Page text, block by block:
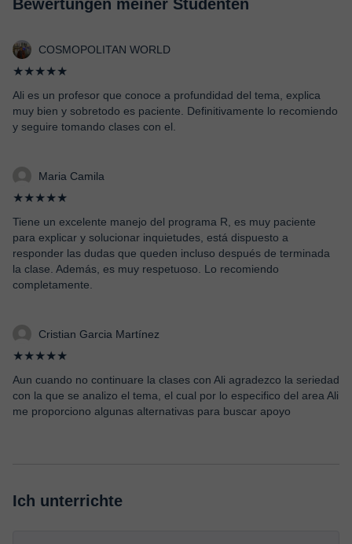
Bewertungen meiner Studenten
COSMOPOLITAN WORLD
★★★★★
Ali es un profesor que conoce a profundidad del tema, explica
muy bien y sobretodo es paciente. Definitivamente lo recomiendo
y seguire tomando clases con el.
Maria Camila
★★★★★
Tiene un excelente manejo del programa R, es muy paciente
para explicar y solucionar inquietudes, está dispuesto a
responder las dudas que queden incluso después de terminada
la clase. Además, es muy respetuoso. Lo recomiendo
completamente.
Cristian Garcia Martínez
★★★★★
Aun cuando no continuare la clases con Ali agradezco la seriedad
con la que se analizo el tema, el cual por lo especifico del area Ali
me proporciono algunas alternativas para buscar apoyo
Ich unterrichte